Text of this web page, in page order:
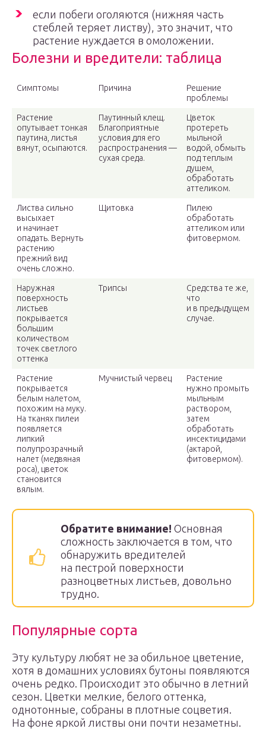
если побеги оголяются (нижняя часть
стеблей теряет листву), это значит, что
растение нуждается в омоложении.
Болезни и вредители: таблица
Симптомы Причина
Решение
проблемы
Растение
опутывает тонкая
паутина, листья
вянут, осыпаются.
Паутинный клещ.
Благоприятные
условия для его
распространения —
сухая среда.
Цветок
протереть
мыльной
водой, обмыть
под теплым
душем,
обработать
аттеликом.
Листва сильно
высыхает
и начинает
опадать. Вернуть
растению
прежний вид
очень сложно.
Щитовка
Пилею
обработать
аттеликом или
фитовермом.
Наружная
поверхность
листьев
покрывается
большим
количеством
точек светлого
оттенка
Трипсы
Средства те же,
что
и в предыдущем
случае.
Растение
покрывается
белым налетом,
похожим на муку.
На тканях пилеи
появляется
липкий
полупрозрачный
налет (медвяная
роса), цветок
становится
вялым.
Мучнистый червец
Растение
нужно промыть
мыльным
раствором,
затем
обработать
инсектицидами
(актарой,
фитовермом).
Обратите внимание! Основная
сложность заключается в том, что
обнаружить вредителей
на пестрой поверхности
разноцветных листьев, довольно
трудно.
Популярные сорта
Эту культуру любят не за обильное цветение,
хотя в домашних условиях бутоны появляются
очень редко. Происходит это обычно в летний
сезон. Цветки мелкие, белого оттенка,
однотонные, собраны в плотные соцветия.
На фоне яркой листвы они почти незаметны.